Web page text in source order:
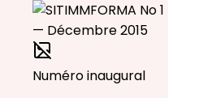
Numéro inaugural